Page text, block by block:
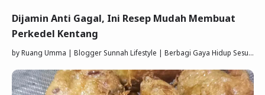
Dijamin Anti Gagal, Ini Resep Mudah Membuat
Perkedel Kentang
byRuang Umma | Blogger Sunnah Lifestyle | Berbagi Gaya Hidup Sesuai Quran Sunnah